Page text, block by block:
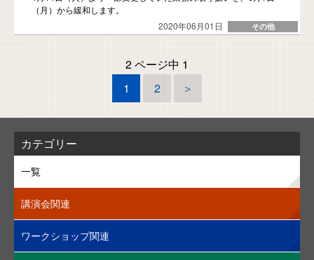
2020年06月01日
（月）から緩和します。
2 ページ中 1
1
2 ＞
カテゴリー
一覧
講演会関連
ワークショップ関連